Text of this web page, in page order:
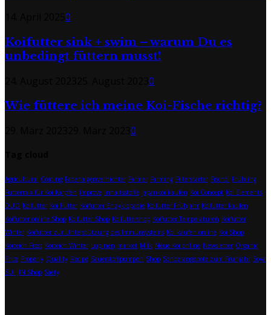
0
Koifutter sink + swim – warum Du es
unbedingt füttern musst!
0
Wie füttere ich meine Koi-Fische richtig?
0
Agricultural Coating Fadenalgenvernichter Farmer Farming Filterstarter Fischöl Frühling
Futtermix für Koi Karpfen Improve Inhaltsstoffe japankoi kaufen Koi Concept Koi Elements
DUO Koifutter Koi Futter Koifutter Enzyklopädie Koifutter Frühjahr Koifutter kaufen
Koifutter online Shop Koifutter Shop Koifuttershop Koifutter Temperaturen Koifutter
Winter Koifutter zur Unterstützung des Immunsystems Koi kaufen online Koi Shop
Koiteich Frost Koiteich Winter Lupinen market Milk Neue Koi online Newsletter Organic
Price Properly Quality Recipe Sauerstoffpumpen Shop Sonderangebote zum Frühjahr Soya
SUI JIN Shop Sàety